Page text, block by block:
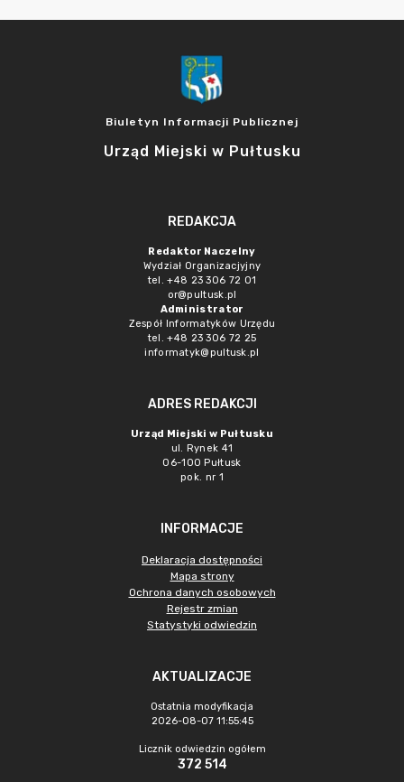
Biuletyn Informacji Publicznej
Urząd Miejski w Pułtusku
REDAKCJA
Redaktor Naczelny
Wydział Organizacjyjny
tel. +48 23 306 72 01
or@pultusk.pl
Administrator
Zespół Informatyków Urzędu
tel. +48 23 306 72 25
informatyk@pultusk.pl
ADRES REDAKCJI
Urząd Miejski w Pułtusku
ul. Rynek 41
06-100 Pułtusk
pok. nr 1
INFORMACJE
Deklaracja dostępności
Mapa strony
Ochrona danych osobowych
Rejestr zmian
Statystyki odwiedzin
AKTUALIZACJE
Ostatnia modyfikacja
2026-08-07 11:55:45
Licznik odwiedzin ogółem
372 514